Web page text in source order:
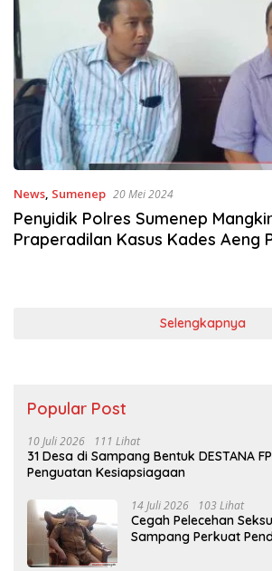
News, Sumenep 20 Mei 2024
Penyidik Polres Sumenep
Praperadilan Kasus Kades Aeng
Selengkapnya
Popular Post
10 Juli 2026 111 Lihat
31 Desa di Sampang Bentuk DESTANA
Penguatan Kesiapsiagaan
14 Juli 2026 103 Lihat
Cegah Pelecehan
Sampang Perkuat